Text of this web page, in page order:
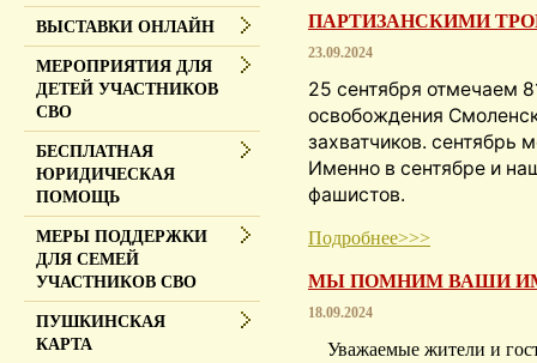
ПАРТИЗАНСКИМИ
23.09.2024
25 сентября отмечаем
освобождения
захватчиков. сентябрь
Именно в сентябре и
фашистов.
Подробнее>>>
МЫ ПОМНИМ ВАШИ
18.09.2024
Уважаемые жители и
ВЫСТАВКИ ОНЛАЙН
МЕРОПРИЯТИЯ ДЛЯ
ДЕТЕЙ УЧАСТНИКОВ
СВО
БЕСПЛАТНАЯ
ЮРИДИЧЕСКАЯ
ПОМОЩЬ
МЕРЫ ПОДДЕРЖКИ
ДЛЯ СЕМЕЙ
УЧАСТНИКОВ СВО
ПУШКИНСКАЯ
КАРТА